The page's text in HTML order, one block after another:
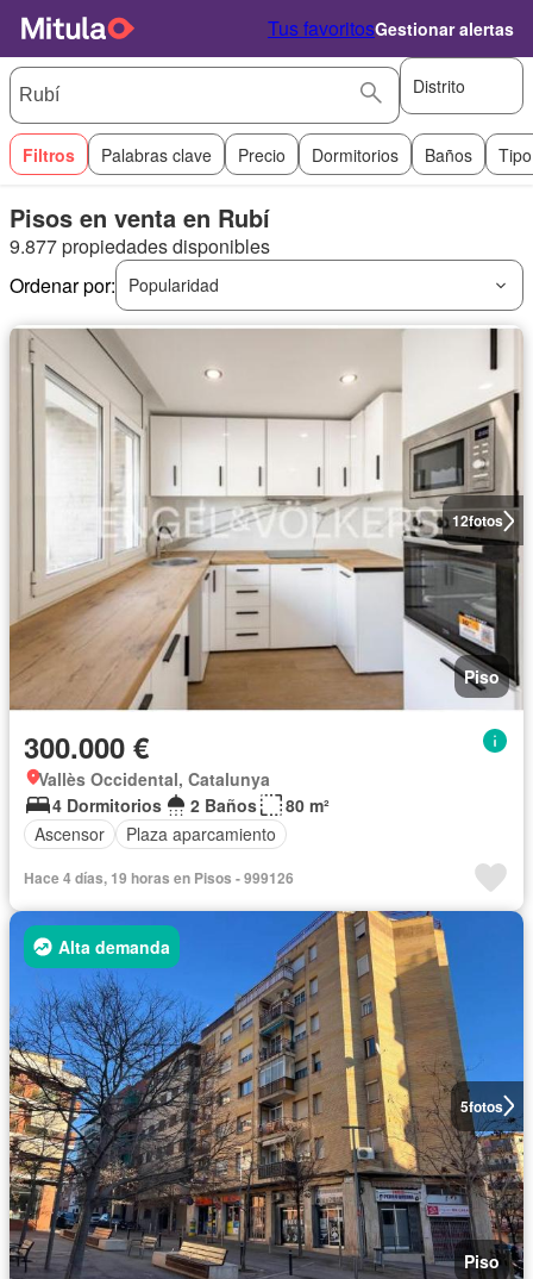
Tus favoritosGestionar alertas
Distrito
Filtros Palabras clave Precio Dormitorios Baños
Pisos en venta en Rubí
9.877 propiedades disponibles
Ordenar por:
Popularidad
12fotos
Piso
300.000 €
Vallès Occidental, Catalunya
4 Dormitorios
2 Baños
80 m²
Ascensor
Plaza aparcamiento
Hace 4 días, 19 horas en Pisos - 999126
5fotos
Alta demanda
Piso